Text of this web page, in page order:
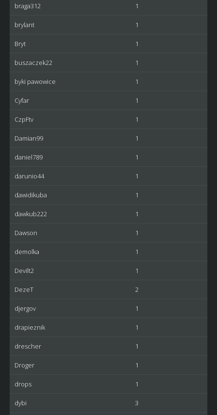
braga312 1
brylant 1
Bryt 1
buszaczek22 1
byki pawowice 1
Cyfar 1
CzpFtv 1
Damian99 1
daniel789 1
darunio44 1
dawidikuba 1
dawkub222 1
Dawson 1
demolka 1
Devilt2 1
DezeT 2
djergov 1
drapieznik 1
drescher 1
Droger 1
drops 1
dybi 3